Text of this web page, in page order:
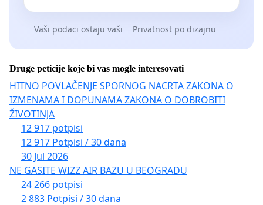
Vaši podaci ostaju vaši Privatnost po dizajnu
Druge peticije koje bi vas mogle interesovati
HITNO POVLAČENJE SPORNOG NACRTA ZAKONA O
IZMENAMA I DOPUNAMA ZAKONA O DOBROBITI
ŽIVOTINJA
12 917 potpisi
12 917 Potpisi / 30 dana
30 Jul 2026
NE GASITE WIZZ AIR BAZU U BEOGRADU
24 266 potpisi
2 883 Potpisi / 30 dana